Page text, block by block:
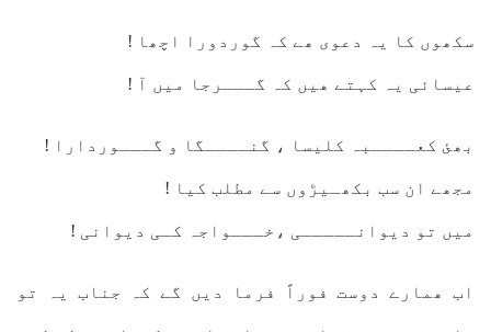
سکھوں کا یہ دعوی ھے کہ گوردورا اچھا !
عیسائی یہ کہتے ھیں کہ گـــرجا میں آ !
بھئ کعــــبہ کلیسا ، گنــــگا و گـــوردارا !
مجھے ان سب بکھـیڑوں سے مطلب کیا !
میں تو دیوانـــــی ،خـــواجہ کـی دیوانی !
اب ھمارے دوست فوراً فرما دیں گے کہ جناب یہ تو